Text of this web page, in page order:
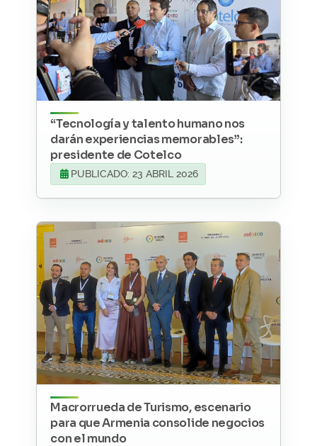
“Tecnología y talento humano nos
darán experiencias memorables”:
presidente de Cotelco
PUBLICADO: 23 ABRIL 2026
Macrorrueda de Turismo, escenario
para que Armenia consolide negocios
con el mundo